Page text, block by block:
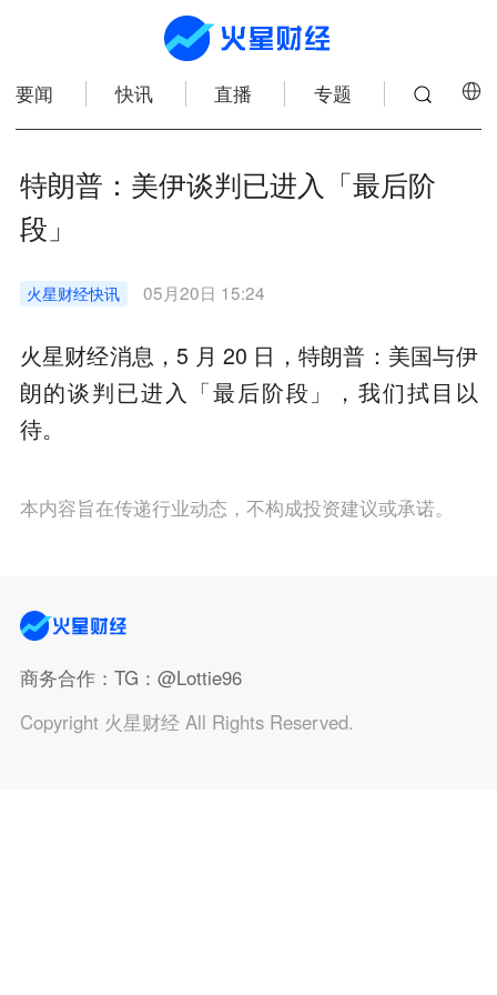
要闻 快讯 直播 专题
特朗普：美伊谈判已进入「最后阶
段」
火星财经快讯 05月20日 15:24
火星财经消息，5 月 20 日，特朗普：美国与伊
朗的谈判已进入「最后阶段」，我们拭目以
待。
本内容旨在传递行业动态，不构成投资建议或承诺。
商务合作：TG：@Lottie96
Copyright 火星财经 All Rights Reserved.